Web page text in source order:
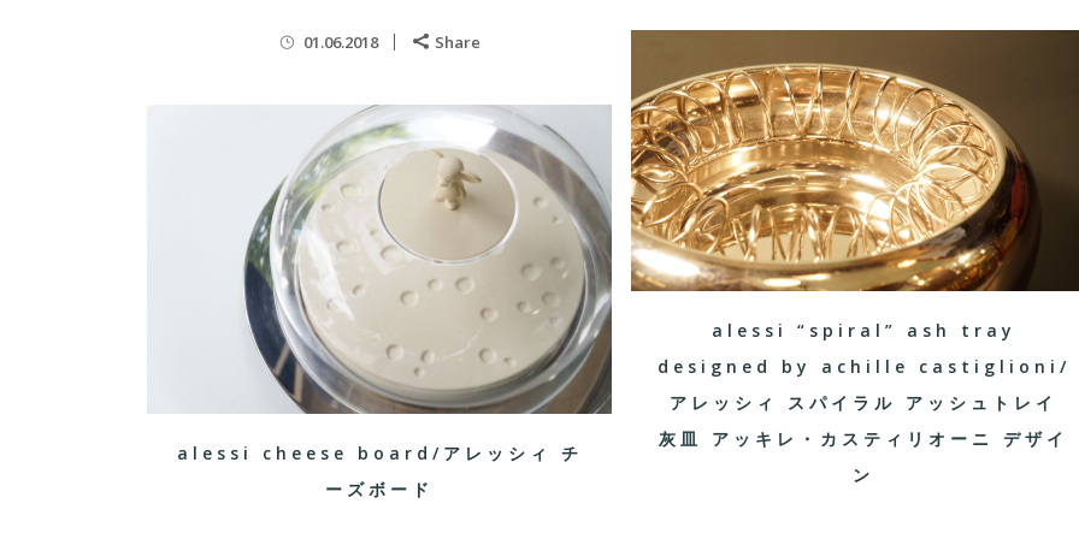
01.06.2018 Share
alessi “spiral” ash tray
designed by achille castiglioni/
アレッシィ スパイラル アッシュトレイ
灰皿 アッキレ・カスティリオーニ デザイ
ン
alessi cheese board/アレッシィ チ
ーズボード